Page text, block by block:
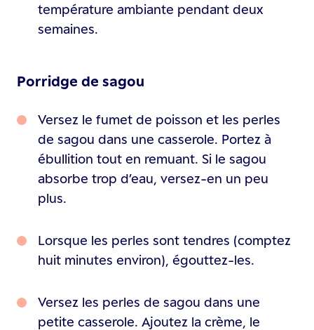
température ambiante pendant deux
semaines.
Porridge de sagou
Versez le fumet de poisson et les perles
de sagou dans une casserole. Portez à
ébullition tout en remuant. Si le sagou
absorbe trop d’eau, versez-en un peu
plus.
Lorsque les perles sont tendres (comptez
huit minutes environ), égouttez-les.
Versez les perles de sagou dans une
petite casserole. Ajoutez la crème, le